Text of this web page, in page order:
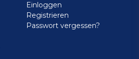
Einloggen
Registrieren
Passwort vergessen?